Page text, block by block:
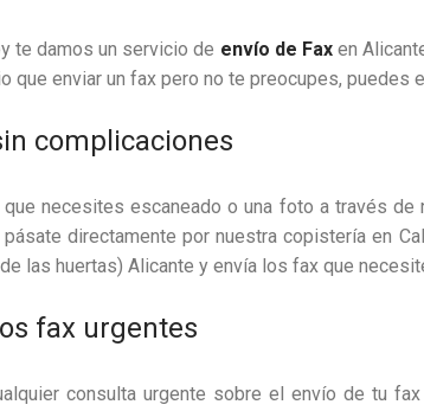
te damos un servicio de envío de Faxen
que enviar un fax pero no te preocupes,
complicaciones
que necesites escaneado o una foto a través de
directamente por nuestra copistería en
las huertas) Alicante y envía los fax que
fax urgentes
consulta urgente sobre el envío de tu